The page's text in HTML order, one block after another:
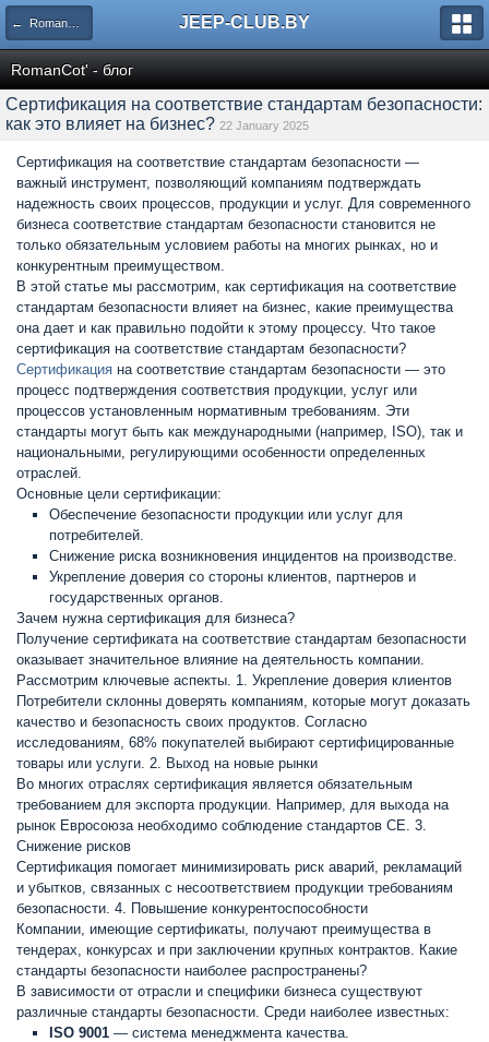
← RomanCot' - блог JEEP-CLUB.BY
RomanCot' - блог
Сертификация на соответствие стандартам безопасности:
как это влияет на бизнес? 22 January 2025
Сертификация на соответствие стандартам безопасности —
важный инструмент, позволяющий компаниям подтверждать
надежность своих процессов, продукции и услуг. Для современного
бизнеса соответствие стандартам безопасности становится не
только обязательным условием работы на многих рынках, но и
конкурентным преимуществом.
В этой статье мы рассмотрим, как сертификация на соответствие
стандартам безопасности влияет на бизнес, какие преимущества
она дает и как правильно подойти к этому процессу. Что такое
сертификация на соответствие стандартам безопасности?
Сертификация на соответствие стандартам безопасности — это
процесс подтверждения соответствия продукции, услуг или
процессов установленным нормативным требованиям. Эти
стандарты могут быть как международными (например, ISO), так и
национальными, регулирующими особенности определенных
отраслей.
Основные цели сертификации:
Обеспечение безопасности продукции или услуг для
потребителей.
Снижение риска возникновения инцидентов на производстве.
Укрепление доверия со стороны клиентов, партнеров и
государственных органов.
Зачем нужна сертификация для бизнеса?
Получение сертификата на соответствие стандартам безопасности
оказывает значительное влияние на деятельность компании.
Рассмотрим ключевые аспекты. 1. Укрепление доверия клиентов
Потребители склонны доверять компаниям, которые могут доказать
качество и безопасность своих продуктов. Согласно
исследованиям, 68% покупателей выбирают сертифицированные
товары или услуги. 2. Выход на новые рынки
Во многих отраслях сертификация является обязательным
требованием для экспорта продукции. Например, для выхода на
рынок Евросоюза необходимо соблюдение стандартов CE. 3.
Снижение рисков
Сертификация помогает минимизировать риск аварий, рекламаций
и убытков, связанных с несоответствием продукции требованиям
безопасности. 4. Повышение конкурентоспособности
Компании, имеющие сертификаты, получают преимущества в
тендерах, конкурсах и при заключении крупных контрактов. Какие
стандарты безопасности наиболее распространены?
В зависимости от отрасли и специфики бизнеса существуют
различные стандарты безопасности. Среди наиболее известных:
ISO 9001 — система менеджмента качества.